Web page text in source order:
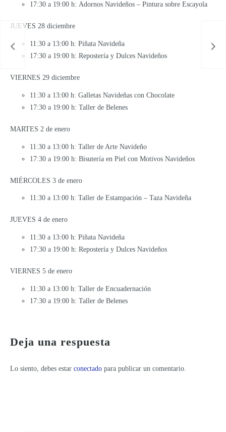
17:30 a 19:00 h: Adornos Navideños – Pintura sobre Escayola
JUEVES 28 diciembre
11:30 a 13:00 h: Piñata Navideña
17:30 a 19:00 h: Repostería y Dulces Navideños
VIERNES 29 diciembre
11:30 a 13:00 h: Galletas Navideñas con Chocolate
17:30 a 19:00 h: Taller de Belenes
MARTES 2 de enero
11:30 a 13:00 h: Taller de Arte Navideño
17:30 a 19:00 h: Bisutería en Piel con Motivos Navideños
MIÉRCOLES 3 de enero
11:30 a 13:00 h: Taller de Estampación – Taza Navideña
JUEVES 4 de enero
11:30 a 13:00 h: Piñata Navideña
17:30 a 19:00 h: Repostería y Dulces Navideños
VIERNES 5 de enero
11:30 a 13:00 h: Taller de Encuadernación
17:30 a 19:00 h: Taller de Belenes
Deja una respuesta
Lo siento, debes estar conectado para publicar un comentario.